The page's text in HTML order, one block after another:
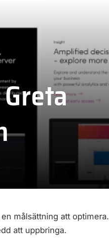
målsättning att optimera.
att uppbringa.